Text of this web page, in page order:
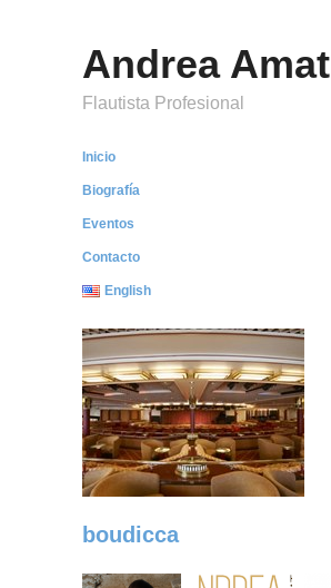
Andrea Amat
Flautista Profesional
Inicio
Biografía
Eventos
Contacto
English
boudicca